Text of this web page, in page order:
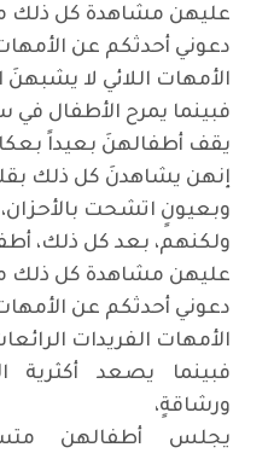
عليهن مشاهدة كل ذلك
دعوني أحدثكم عن
الأمهات اللائي لا يشبهنَ
فبينما يمرح الأطفال
يقف أطفالهنَ بعيداً
إنهن يشاهدنَ كل ذلك
وبعيونٍ اتشحت بالأحزان،
ولكنهم، بعد كل ذلك،
عليهن مشاهدة كل ذلك
دعوني أحدثكم عن
الأمهات الفريدات
فبينما يصعد أكثرية
ورشاقةٍ،
يجلس أطفالهن